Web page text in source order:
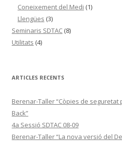
Coneixement del Medi (1)
Llengües (3)
Seminaris SDTAC (8)
Utilitats (4)
ARTICLES RECENTS
Berenar-Taller “Còpies de
Back”
4a Sessió SDTAC 08-09
Berenar-Taller “La nova versió del